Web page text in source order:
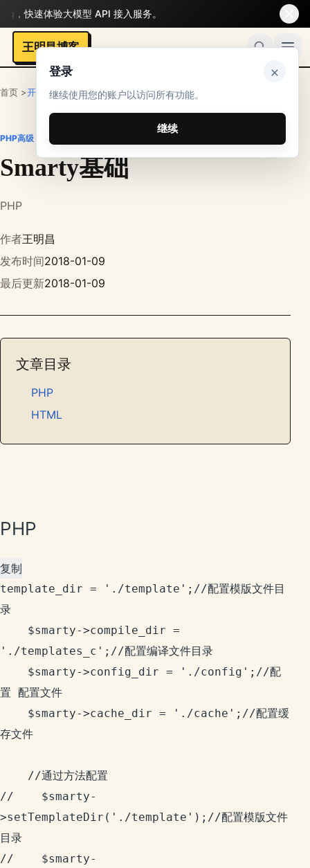
登录 ×
继续使用您的账户以访问所有功能。
继续
快速体验大模型 API 接入服务。
王明昌博客
首页 >开发者>PHP笔记>PHP高级
PHP高级
Smarty基础
PHP
作者王明昌
发布时间2018-01-09
最后更新2018-01-09
文章目录
PHP
HTML
PHP
复制
template_dir = './template';//配置模版文件目
录
'./templates_c';//配置编译文件目录
置 配置文件
存文件
//    $smarty-
>setTemplateDir('./template');//配置模版文件
目录
//    $smarty-